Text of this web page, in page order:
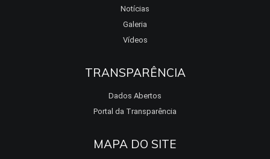
Notícias
Galeria
Vídeos
TRANSPARÊNCIA
Dados Abertos
Portal da Transparência
MAPA DO SITE